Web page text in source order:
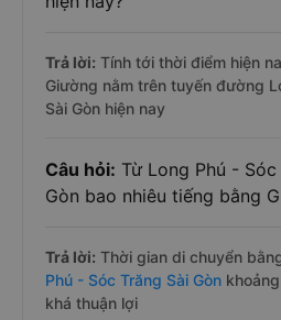
Trả lời: Tính tới thời điểm hiện
Giường nằm trên tuyến đường
Sài Gòn hiện nay
Câu hỏi: Từ Long Phú -
Gòn bao nhiêu tiếng bằng
Trả lời: Thời gian di chuyển
Phú - Sóc Trăng Sài Gòn
khá thuận lợi